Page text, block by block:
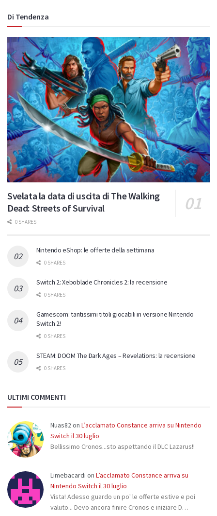
Di Tendenza
Svelata la data di uscita di The Walking
Dead: Streets of Survival
0 SHARES
Nintendo eShop: le offerte della settimana
0 SHARES
Switch 2: Xeboblade Chronicles 2: la recensione
0 SHARES
Gamescom: tantissimi titoli giocabili in versione Nintendo
Switch 2!
0 SHARES
STEAM: DOOM The Dark Ages – Revelations: la recensione
0 SHARES
ULTIMI COMMENTI
Nuas82on L’acclamato Constance arriva su Nintendo
Switch il 30 luglio
Bellissimo Cronos...sto aspettando il DLC Lazarus!!
Limebacardi on L’acclamato Constance arriva su
Nintendo Switch il 30 luglio
Vista! Adesso guardo un po' le offerte estive e poi
valuto... Devo ancora finire Cronos e iniziare D…